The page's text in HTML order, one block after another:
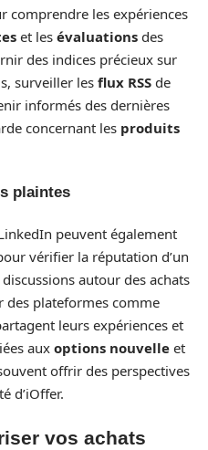
comprendre les expériences
et les évaluations des
des indices précieux sur
surveiller les flux RSS de
informés des dernières
concernant les produits
plaintes
peuvent également
vérifier la réputation d’un
autour des achats
des plateformes comme
leurs expériences et
aux options nouvelle et
offrir des perspectives
d’iOffer.
vos achats